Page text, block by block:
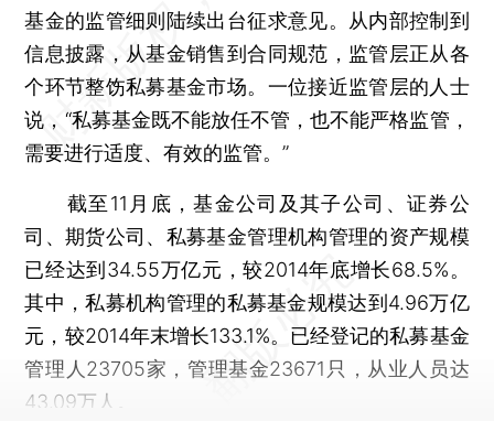
基金的监管细则陆续出台征求意见。从内部控制到
信息披露，从基金销售到合同规范，监管层正从各
个环节整饬私募基金市场。一位接近监管层的人士
说，“私募基金既不能放任不管，也不能严格监管，
需要进行适度、有效的监管。”
截至11月底，基金公司及其子公司、证券公
司、期货公司、私募基金管理机构管理的资产规模
已经达到34.55万亿元，较2014年底增长68.5%。
其中，私募机构管理的私募基金规模达到4.96万亿
元，较2014年末增长133.1%。已经登记的私募基金
管理人23705家，管理基金23671只，从业人员达
43.09万人。